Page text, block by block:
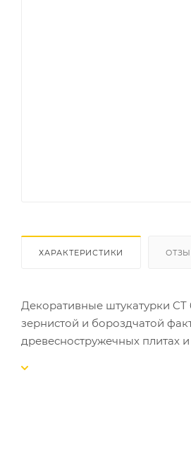
ХАРАКТЕРИСТИКИ
Декоративные штукатурки
зернистой и бороздчатой
древесностружечных плитах